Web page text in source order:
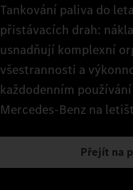
Tankování paliva do
přistávacích drah:
usnadňují komplexní
všestrannosti a
každodenním
Mercedes‑Benz na
Přejít na